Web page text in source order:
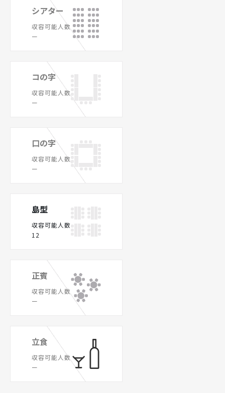
シアター
収容可能人数
ー
コの字
収容可能人数
ー
口の字
収容可能人数
ー
島型
収容可能人数
12
正賓
収容可能人数
ー
立食
収容可能人数
ー